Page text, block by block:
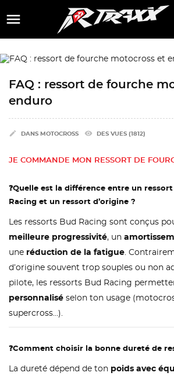

FAQ : ressort de fourche
enduro
 DANS MOTOCROSS remove_red_eye DES VUES (1812)
JE COMMANDE MON RESSORT DE
❓Quelle est la différence entre un
Racing et un ressort d’origine ?
Les ressorts Bud Racing sont conçus
meilleure progressivité, un
une réduction de la fatigue .
d’origine souvent trop souples ou non
pilote, les ressorts Bud Racing
personnalisé selon ton usage
supercross…).
❓Comment choisir la bonne dureté de
La dureté dépend de ton poids avec